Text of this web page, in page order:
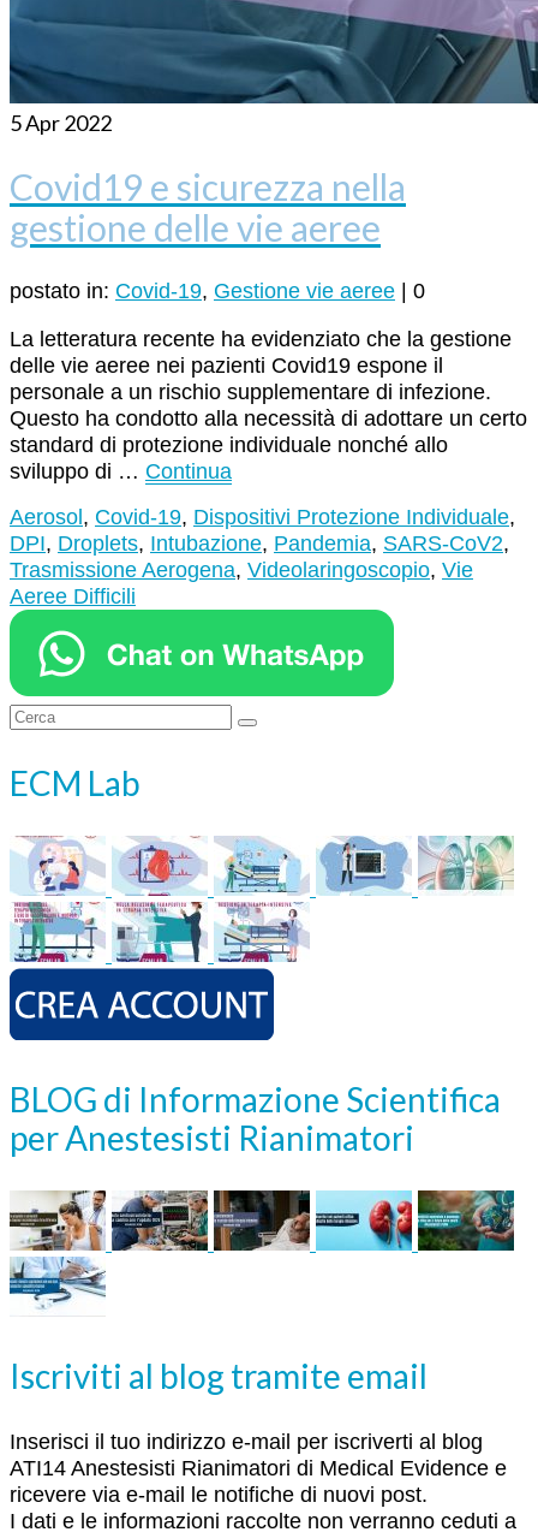
5Apr 2022
Covid19 e sicurezza nella
gestione delle vie aeree
postato in: Covid-19, Gestione vie aeree | 0
La letteratura recente ha evidenziato che la gestione
delle vie aeree nei pazienti Covid19 espone il
personale a un rischio supplementare di infezione.
Questo ha condotto alla necessità di adottare un certo
standard di protezione individuale nonché allo
sviluppo di … Continua
Aerosol, Covid-19, Dispositivi Protezione Individuale,
DPI, Droplets, Intubazione, Pandemia, SARS-CoV2,
Trasmissione Aerogena, Videolaringoscopio, Vie
Aeree Difficili
Cerca:
ECM Lab
BLOG di Informazione Scientifica
per Anestesisti Rianimatori
Iscriviti al blog tramite email
Inserisci il tuo indirizzo e-mail per iscriverti al blog
ATI14 Anestesisti Rianimatori di Medical Evidence e
ricevere via e-mail le notifiche di nuovi post.
I dati e le informazioni raccolte non verranno ceduti a